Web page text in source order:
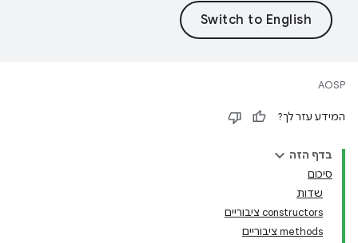
AOSP
המידע עזר לך?
בדף הזה
סיכום
שדות
‫constructors ציבוריים
‫methods ציבוריים